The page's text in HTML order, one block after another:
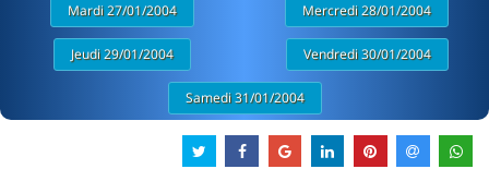
Mardi 27/01/2004 Mercredi 28/01/2004
Jeudi 29/01/2004 Vendredi 30/01/2004
Samedi 31/01/2004